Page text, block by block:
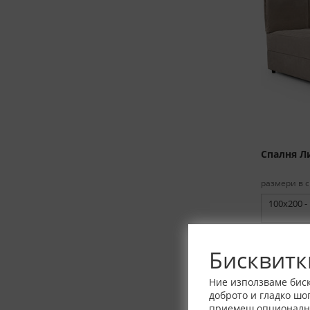
Ние използваме
доброто и гладко
Спалня
размери в
100x200 -